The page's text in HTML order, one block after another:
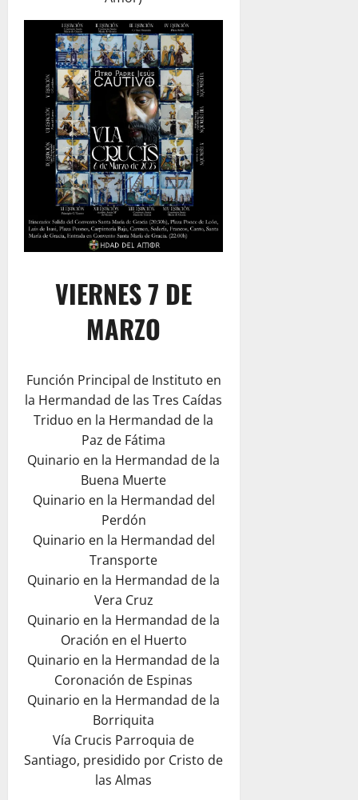
VIERNES 7 DE
MARZO
Función Principal de Instituto en
la Hermandad de las Tres Caídas
Triduo en la Hermandad de la
Paz de Fátima
Quinario en la Hermandad de la
Buena Muerte
Quinario en la Hermandad del
Perdón
Quinario en la Hermandad del
Transporte
Quinario en la Hermandad de la
Vera Cruz
Quinario en la Hermandad de la
Oración en el Huerto
Quinario en la Hermandad de la
Coronación de Espinas
Quinario en la Hermandad de la
Borriquita
Vía Crucis Parroquia de
Santiago, presidido por Cristo de
las Almas